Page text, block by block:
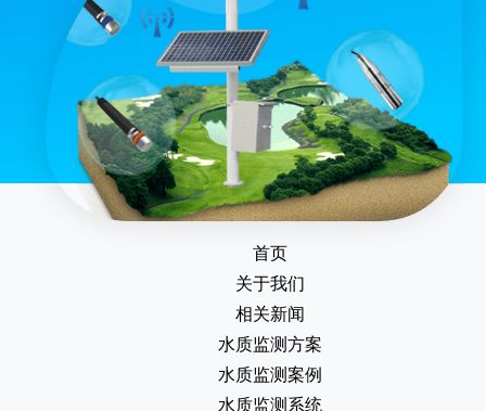
首页
关于我们
相关新闻
水质监测方案
水质监测案例
水质监测系统